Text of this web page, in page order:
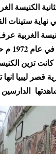
عام 1957م والثانية
شرع في نهاية
الغربية
تزين
قصر ليبيا انها
الدارسين